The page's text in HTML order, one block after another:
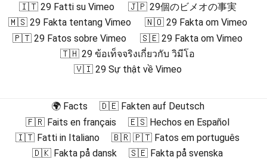
🇮🇹 29 Fatti su Vimeo
🇯🇵 29個のビメオの事実
🇲🇸 29 Fakta tentang Vimeo
🇳🇴 29 Fakta om Vimeo
🇵🇹 29 Fatos sobre Vimeo
🇸🇪 29 Fakta om Vimeo
🇹🇭 29 ข้อเท็จจริงเกี่ยวกับ วิมีโอ
🇻🇮 29 Sự thật về Vimeo
🌍 Facts
🇩🇪 Fakten auf Deutsch
🇫🇷 Faits en français
🇪🇸 Hechos en Español
🇮🇹 Fatti in Italiano
🇧🇷 🇵🇹 Fatos em português
🇩🇰 Fakta på dansk
🇸🇪 Fakta på svenska